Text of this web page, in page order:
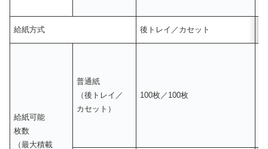
給紙方式 後トレイ／カセット
給紙可能
枚数
（最大積載
普通紙
（後トレイ／
カセット）
100枚／100枚